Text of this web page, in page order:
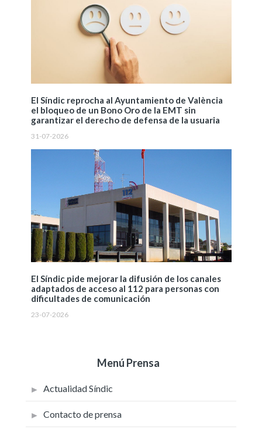
El Síndic reprocha al Ayuntamiento de València
el bloqueo de un Bono Oro de la EMT sin
garantizar el derecho de defensa de la usuaria
31-07-2026
El Síndic pide mejorar la difusión de los canales
adaptados de acceso al 112 para personas con
dificultades de comunicación
23-07-2026
Menú Prensa
Actualidad Síndic
Contacto de prensa